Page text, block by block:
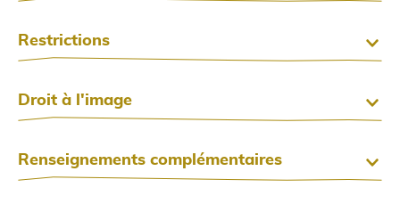
Restrictions
Droit à l'image
Renseignements complémentaires